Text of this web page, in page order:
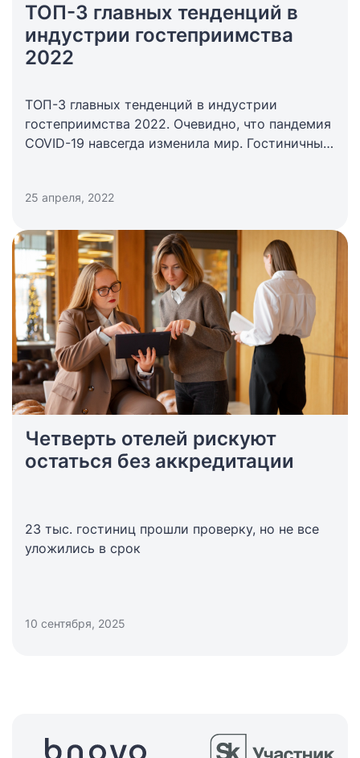
ТОП-3 главных тенденций в
индустрии гостеприимства
2022
ТОП-3 главных тенденций в индустрии
гостеприимства 2022. Очевидно, что пандемия
COVID-19 навсегда изменила мир. Гостиничный
Существующие изменения двух последних лет
обязательные протоколы гигиены,
бесконтактные технологии, усиленная
дезинфекция. Сегодня появляются все новые
ориентиры, на которые нужно обратить свое
пристальное внимание всем предприятиям
гостеприимства.
25 апреля, 2022
Четверть отелей рискуют
остаться без аккредитации
23 тыс. гостиниц прошли проверку, но не все
уложились в срок
10 сентября, 2025